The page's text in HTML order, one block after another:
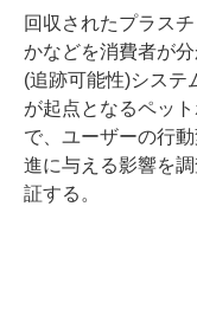
回収されたプラス
かなどを消費者が
(追跡可能性)システ
が起点となるペッ
で、ユーザーの行
進に与える影響を
証する。